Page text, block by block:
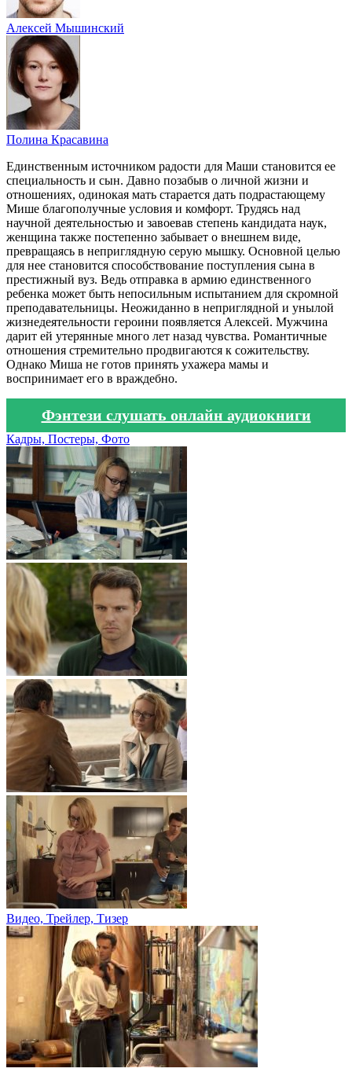
Алексей Мышинский
Полина Красавина
Единственным источником радости для Маши становится ее
специальность и сын. Давно позабыв о личной жизни и
отношениях, одинокая мать старается дать подрастающему
Мише благополучные условия и комфорт. Трудясь над
научной деятельностью и завоевав степень кандидата наук,
женщина также постепенно забывает о внешнем виде,
превращаясь в неприглядную серую мышку. Основной целью
для нее становится способствование поступления сына в
престижный вуз. Ведь отправка в армию единственного
ребенка может быть непосильным испытанием для скромной
преподавательницы. Неожиданно в неприглядной и унылой
жизнедеятельности героини появляется Алексей. Мужчина
дарит ей утерянные много лет назад чувства. Романтичные
отношения стремительно продвигаются к сожительству.
Однако Миша не готов принять ухажера мамы и
воспринимает его в враждебно.
Фэнтези слушать онлайн аудиокниги
Кадры, Постеры, Фото
Видео, Трейлер, Тизер